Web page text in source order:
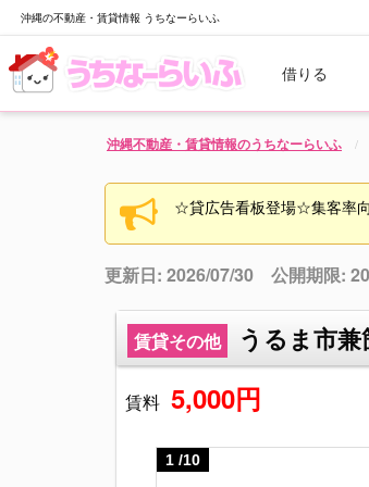
沖縄の不動産・賃貸情報 うちなーらいふ
借りる
沖縄不動産・賃貸情報のうちなーらいふ
☆貸広告看板登場☆集客率
更新日: 2026/07/30 公開期限:
賃貸その他 うるま市兼
賃料 5,000円
1 /10